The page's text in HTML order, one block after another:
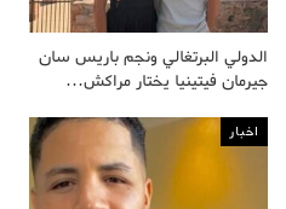
الدولي البرتغالي ونجم باريس سان
جيرمان فيتينيا يختار مراكش…
اخبار